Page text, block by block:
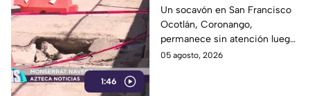
1:46
permanece abierto tras
lluvias
Un socavón en San Francisco
Ocotlán, Coronango,
permanece sin atención luego
de formarse hace más de 15
05 agosto, 2026